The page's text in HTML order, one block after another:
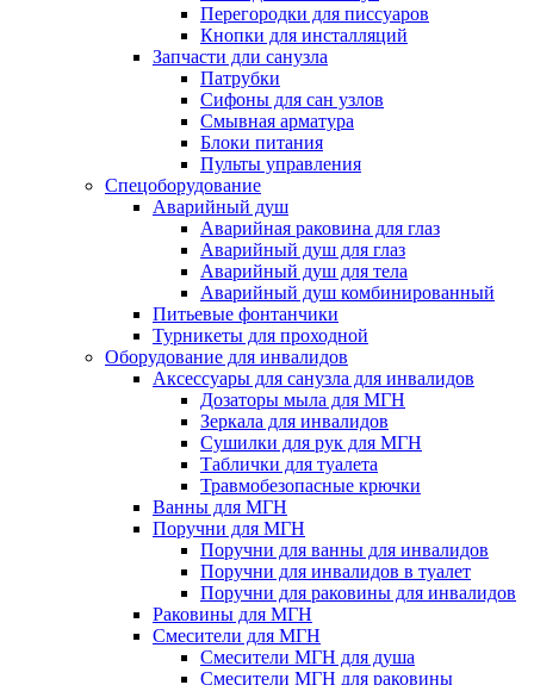
Перегородки для писсуаров
Кнопки для инсталляций
Запчасти дли санузла
Патрубки
Сифоны для сан узлов
Смывная арматура
Блоки питания
Пульты управления
Спецоборудование
Аварийный душ
Аварийная раковина для глаз
Аварийный душ для глаз
Аварийный душ для тела
Аварийный душ комбинированный
Питьевые фонтанчики
Турникеты для проходной
Оборудование для инвалидов
Аксессуары для санузла для инвалидов
Дозаторы мыла для МГН
Зеркала для инвалидов
Сушилки для рук для МГН
Таблички для туалета
Травмобезопасные крючки
Ванны для МГН
Поручни для МГН
Поручни для ванны для инвалидов
Поручни для инвалидов в туалет
Поручни для раковины для инвалидов
Раковины для МГН
Смесители для МГН
Смесители МГН для душа
Смесители МГН для раковины